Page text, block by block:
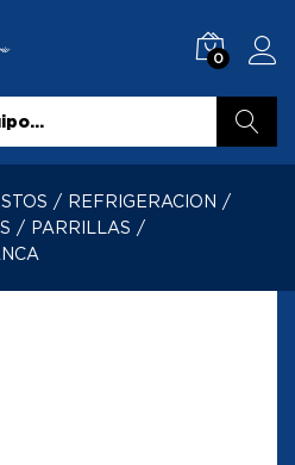
0
/ REFRIGERACION /
/ PARRILLAS /